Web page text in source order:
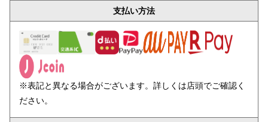
支払い方法
※表記と異なる場合がございます。詳しくは店頭でご確認く
ださい。